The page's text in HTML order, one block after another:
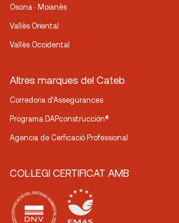
Osona · Moianès
Vallès Oriental
Vallès Occidental
Altres marques del Cateb
Corredoria d’Assegurances
Programa DAPconstrucción®
Agencia de Cerficació Professional
COL·LEGI CERTIFICAT AMB